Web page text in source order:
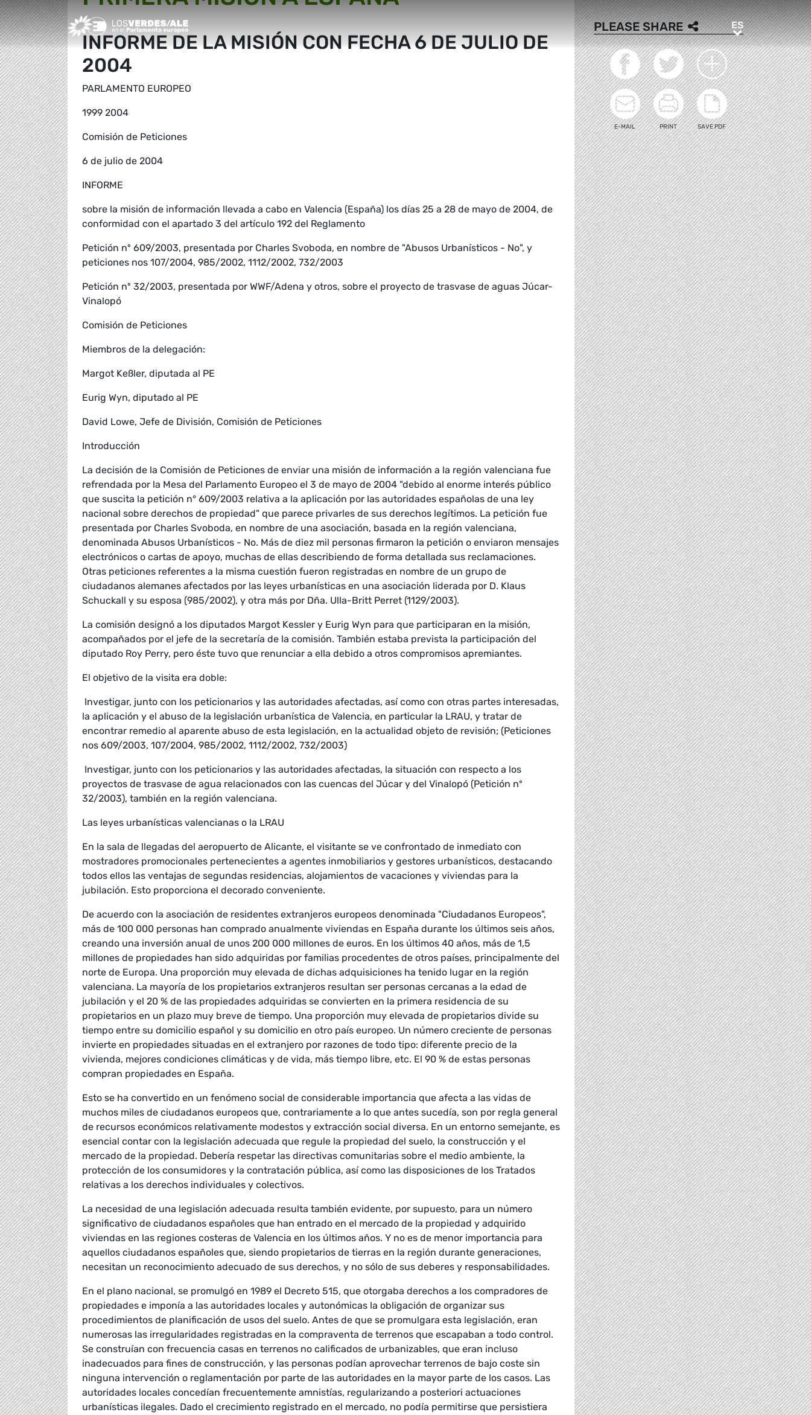
Greens/EFA Home ESES
INFORME DE LA MISIÓN CON FECHA 6 DE JULIO DE
2004
PARLAMENTO EUROPEO
1999 2004
Comisión de Peticiones
6 de julio de 2004
INFORME
sobre la misión de información llevada a cabo en Valencia (España) los días 25 a 28 de mayo de 2004, de
conformidad con el apartado 3 del artículo 192 del Reglamento
Petición nº 609/2003, presentada por Charles Svoboda, en nombre de "Abusos Urbanísticos - No", y
peticiones nos 107/2004, 985/2002, 1112/2002, 732/2003
Petición nº 32/2003, presentada por WWF/Adena y otros, sobre el proyecto de trasvase de aguas Júcar-
Vinalopó
Comisión de Peticiones
Miembros de la delegación:
Margot Keßler, diputada al PE
Eurig Wyn, diputado al PE
David Lowe, Jefe de División, Comisión de Peticiones
Introducción
La decisión de la Comisión de Peticiones de enviar una misión de información a la región valenciana fue
refrendada por la Mesa del Parlamento Europeo el 3 de mayo de 2004 "debido al enorme interés público
que suscita la petición n° 609/2003 relativa a la aplicación por las autoridades españolas de una ley
nacional sobre derechos de propiedad" que parece privarles de sus derechos legítimos. La petición fue
presentada por Charles Svoboda, en nombre de una asociación, basada en la región valenciana,
denominada Abusos Urbanísticos - No. Más de diez mil personas firmaron la petición o enviaron mensajes
electrónicos o cartas de apoyo, muchas de ellas describiendo de forma detallada sus reclamaciones.
Otras peticiones referentes a la misma cuestión fueron registradas en nombre de un grupo de
ciudadanos alemanes afectados por las leyes urbanísticas en una asociación liderada por D. Klaus
Schuckall y su esposa (985/2002), y otra más por Dña. Ulla-Britt Perret (1129/2003).
La comisión designó a los diputados Margot Kessler y Eurig Wyn para que participaran en la misión,
acompañados por el jefe de la secretaría de la comisión. También estaba prevista la participación del
diputado Roy Perry, pero éste tuvo que renunciar a ella debido a otros compromisos apremiantes.
El objetivo de la visita era doble:
 Investigar, junto con los peticionarios y las autoridades afectadas, así como con otras partes interesadas,
la aplicación y el abuso de la legislación urbanística de Valencia, en particular la LRAU, y tratar de
encontrar remedio al aparente abuso de esta legislación, en la actualidad objeto de revisión; (Peticiones
nos 609/2003, 107/2004, 985/2002, 1112/2002, 732/2003)
 Investigar, junto con los peticionarios y las autoridades afectadas, la situación con respecto a los
proyectos de trasvase de agua relacionados con las cuencas del Júcar y del Vinalopó (Petición nº
32/2003), también en la región valenciana.
Las leyes urbanísticas valencianas o la LRAU
En la sala de llegadas del aeropuerto de Alicante, el visitante se ve confrontado de inmediato con
mostradores promocionales pertenecientes a agentes inmobiliarios y gestores urbanísticos, destacando
todos ellos las ventajas de segundas residencias, alojamientos de vacaciones y viviendas para la
jubilación. Esto proporciona el decorado conveniente.
De acuerdo con la asociación de residentes extranjeros europeos denominada "Ciudadanos Europeos",
más de 100 000 personas han comprado anualmente viviendas en España durante los últimos seis años,
creando una inversión anual de unos 200 000 millones de euros. En los últimos 40 años, más de 1,5
millones de propiedades han sido adquiridas por familias procedentes de otros países, principalmente del
norte de Europa. Una proporción muy elevada de dichas adquisiciones ha tenido lugar en la región
valenciana. La mayoría de los propietarios extranjeros resultan ser personas cercanas a la edad de
jubilación y el 20 % de las propiedades adquiridas se convierten en la primera residencia de su
propietarios en un plazo muy breve de tiempo. Una proporción muy elevada de propietarios divide su
tiempo entre su domicilio español y su domicilio en otro país europeo. Un número creciente de personas
invierte en propiedades situadas en el extranjero por razones de todo tipo: diferente precio de la
vivienda, mejores condiciones climáticas y de vida, más tiempo libre, etc. El 90 % de estas personas
compran propiedades en España.
Esto se ha convertido en un fenómeno social de considerable importancia que afecta a las vidas de
muchos miles de ciudadanos europeos que, contrariamente a lo que antes sucedía, son por regla general
de recursos económicos relativamente modestos y extracción social diversa. En un entorno semejante, es
esencial contar con la legislación adecuada que regule la propiedad del suelo, la construcción y el
mercado de la propiedad. Debería respetar las directivas comunitarias sobre el medio ambiente, la
protección de los consumidores y la contratación pública, así como las disposiciones de los Tratados
relativas a los derechos individuales y colectivos.
La necesidad de una legislación adecuada resulta también evidente, por supuesto, para un número
significativo de ciudadanos españoles que han entrado en el mercado de la propiedad y adquirido
viviendas en las regiones costeras de Valencia en los últimos años. Y no es de menor importancia para
aquellos ciudadanos españoles que, siendo propietarios de tierras en la región durante generaciones,
necesitan un reconocimiento adecuado de sus derechos, y no sólo de sus deberes y responsabilidades.
En el plano nacional, se promulgó en 1989 el Decreto 515, que otorgaba derechos a los compradores de
propiedades e imponía a las autoridades locales y autonómicas la obligación de organizar sus
procedimientos de planificación de usos del suelo. Antes de que se promulgara esta legislación, eran
numerosas las irregularidades registradas en la compraventa de terrenos que escapaban a todo control.
Se construían con frecuencia casas en terrenos no calificados de urbanizables, que eran incluso
inadecuados para fines de construcción, y las personas podían aprovechar terrenos de bajo coste sin
ninguna intervención o reglamentación por parte de las autoridades en la mayor parte de los casos. Las
autoridades locales concedían frecuentemente amnistías, regularizando a posteriori actuaciones
urbanísticas ilegales. Dado el crecimiento registrado en el mercado, no podía permitirse que persistiera
PLEASE SHARE
E-MAIL PRINT SAVE PDF